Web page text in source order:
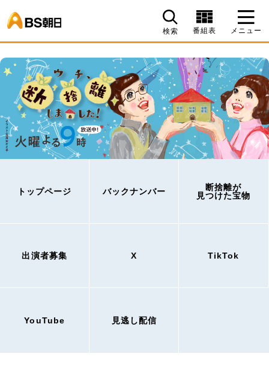
検索 番組表 メニュー
トップページ バックナンバー
断捨離が
見つけた宝物
出演者募集 X TikTok
YouTube 見逃し配信